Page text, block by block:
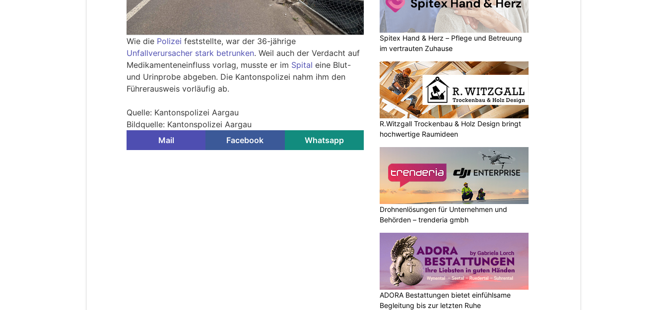
Wie die Polizei feststellte, war der 36-jährige
Unfallverursacher stark betrunken. Weil auch der Verdacht auf
Medikamenteneinfluss vorlag, musste er im Spital eine Blut-
und Urinprobe abgeben. Die Kantonspolizei nahm ihm den
Führerausweis vorläufig ab.
Quelle: Kantonspolizei Aargau
Bildquelle: Kantonspolizei Aargau
Mail
Facebook Whatsapp
Spitex Hand & Herz – Pflege und Betreuung
im vertrauten Zuhause
R.Witzgall Trockenbau & Holz Design bringt
hochwertige Raumideen
Drohnenlösungen für Unternehmen und
Behörden – trenderia gmbh
ADORA Bestattungen bietet einfühlsame
Begleitung bis zur letzten Ruhe